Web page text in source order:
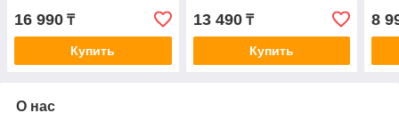
16 990 ₸
Купить
13 490₸
Купить
8
О нас